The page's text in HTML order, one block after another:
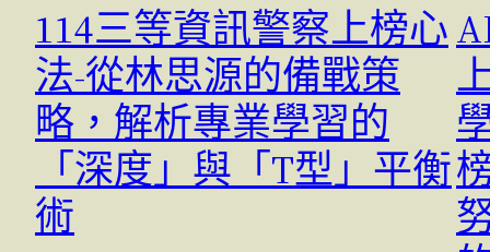
114三等資訊警察上榜心
法-從林思源的備戰策
略，解析專業學習的
「深度」與「T型」平衡
術